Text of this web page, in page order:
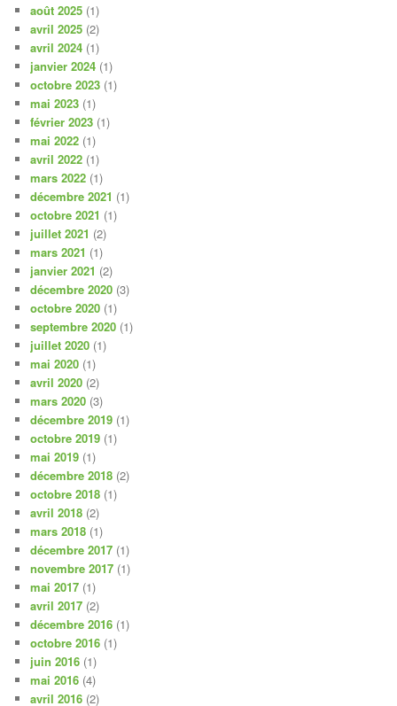
août 2025 (1)
avril 2025 (2)
avril 2024 (1)
janvier 2024 (1)
octobre 2023 (1)
mai 2023 (1)
février 2023 (1)
mai 2022 (1)
avril 2022 (1)
mars 2022 (1)
décembre 2021 (1)
octobre 2021 (1)
juillet 2021 (2)
mars 2021 (1)
janvier 2021 (2)
décembre 2020 (3)
octobre 2020 (1)
septembre 2020 (1)
juillet 2020 (1)
mai 2020 (1)
avril 2020 (2)
mars 2020 (3)
décembre 2019 (1)
octobre 2019 (1)
mai 2019 (1)
décembre 2018 (2)
octobre 2018 (1)
avril 2018 (2)
mars 2018 (1)
décembre 2017 (1)
novembre 2017 (1)
mai 2017 (1)
avril 2017 (2)
décembre 2016 (1)
octobre 2016 (1)
juin 2016 (1)
mai 2016 (4)
avril 2016 (2)